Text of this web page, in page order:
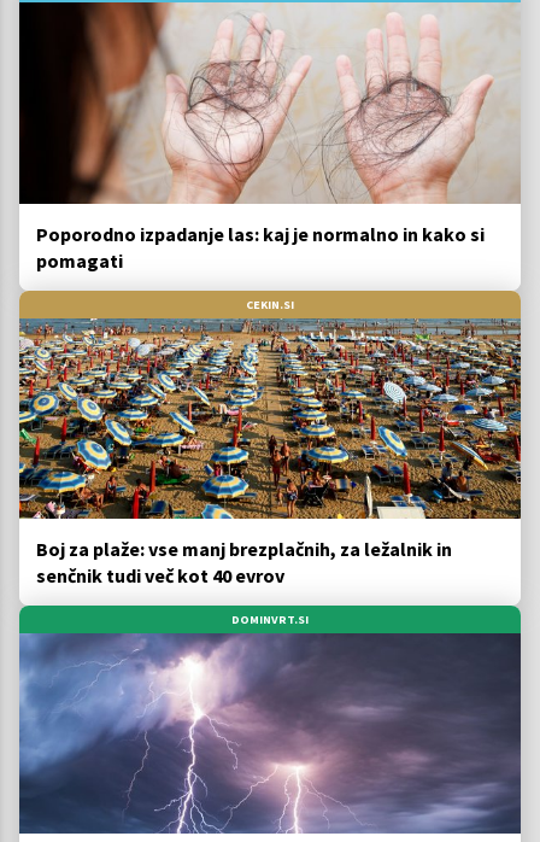
Poporodno izpadanje las: kaj je normalno in kako si
pomagati
CEKIN.SI
Boj za plaže: vse manj brezplačnih, za ležalnik in
senčnik tudi več kot 40 evrov
DOMINVRT.SI